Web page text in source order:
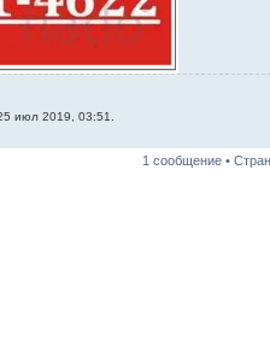
июл 2019, 03:51.
1 сообщение •